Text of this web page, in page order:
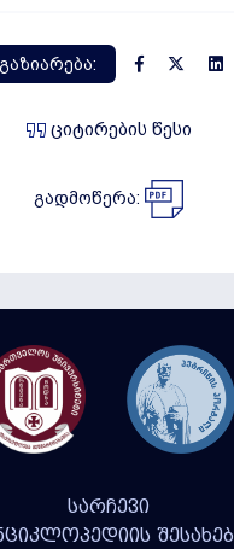
გაზიარება:
ციტირების წესი
გადმოწერა:
სარჩევი
შესახებ